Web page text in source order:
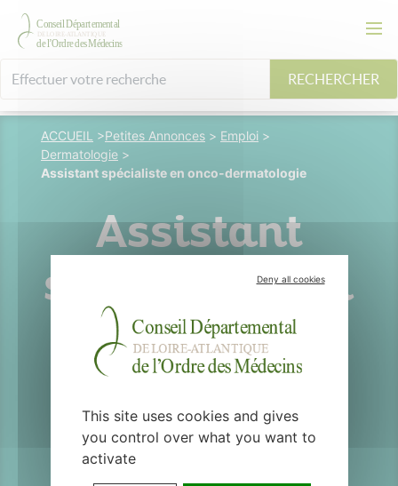
RECHERCHER
ACCUEIL >Petites Annonces > Emploi >
Dermatologie >
Assistant spécialiste en onco-dermatologie
Assistant
spécialiste en
onco-
SAINT-
Deny all cookies
This site uses cookies and gives
you control over what you want to
activate